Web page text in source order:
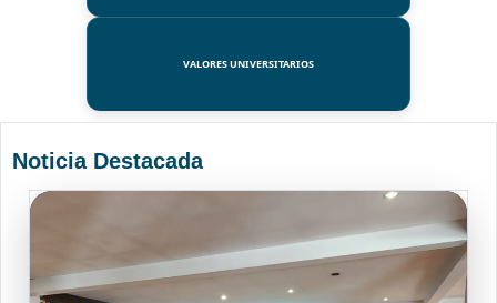
VALORES UNIVERSITARIOS
Noticia Destacada